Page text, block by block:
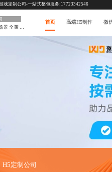
戏定制公司-一站式整包服务:17723342546
首页 高端H5制作 微
H5定制公司